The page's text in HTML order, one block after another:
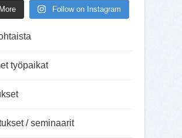
Follow on Instagram
työpaikat
/ seminaarit